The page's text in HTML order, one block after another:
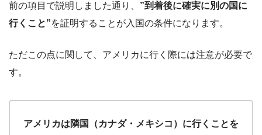
前の項目で説明しました通り、 ”到着後に確実に別の国に
行くこと”を証明することが入国の条件になります。
ただこの点に関して、アメリカに行く際には注意が必要で
す。
アメリカは隣国（カナダ・メキシコ）に行くことを